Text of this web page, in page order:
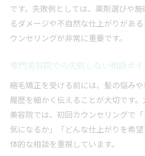
です。失敗例としては、薬剤選びや
るダメージや不自然な仕上がりがあ
ウンセリングが非常に重要です。
専門美容院での失敗しない相談ポイ
縮毛矯正を受ける前には、髪の悩み
履歴を細かく伝えることが大切です
美容院では、初回カウンセリングで
気になるか」「どんな仕上がりを希
体的な相談を重視しています。